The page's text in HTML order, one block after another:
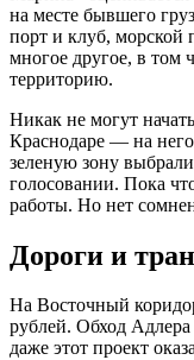
на месте бывшего
порт и клуб, морской
многое другое, в том
территорию.
Никак не могут
Краснодаре — на него
зеленую зону
голосовании. Пока
работы. Но нет
Дороги и
На Восточный
рублей. Обход
даже этот проект